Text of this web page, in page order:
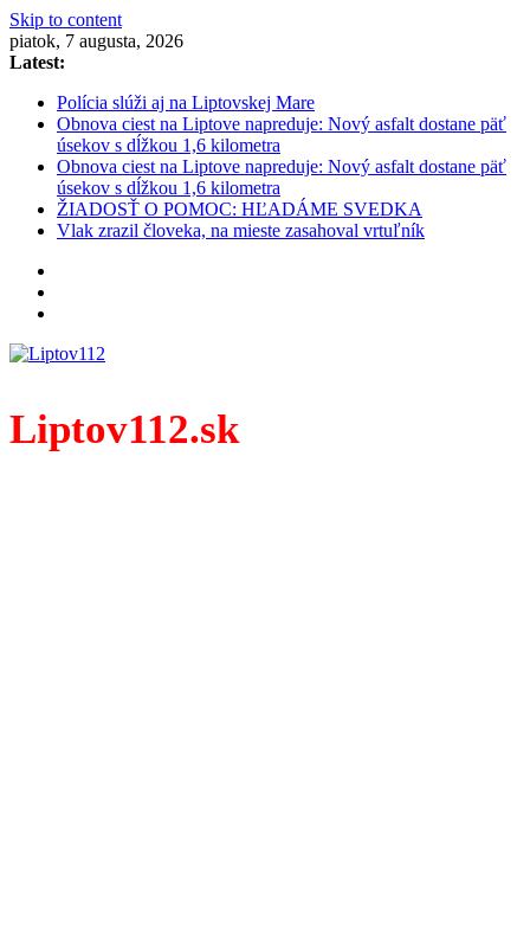
Skip to content
piatok, 7 augusta, 2026
Latest:
Polícia slúži aj na Liptovskej Mare
Obnova ciest na Liptove napreduje: Nový asfalt dostane päť
úsekov s dĺžkou 1,6 kilometra
Obnova ciest na Liptove napreduje: Nový asfalt dostane päť
úsekov s dĺžkou 1,6 kilometra
ŽIADOSŤ O POMOC: HĽADÁME SVEDKA
Vlak zrazil človeka, na mieste zasahoval vrtuľník
Liptov112.sk